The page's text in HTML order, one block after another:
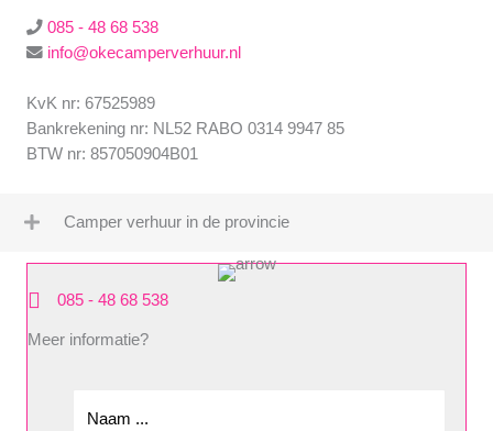
085 - 48 68 538
info@okecamperverhuur.nl
KvK nr: 67525989
Bankrekening nr: NL52 RABO 0314 9947 85
BTW nr: 857050904B01
Camper verhuur in de provincie
085 - 48 68 538
Meer informatie?